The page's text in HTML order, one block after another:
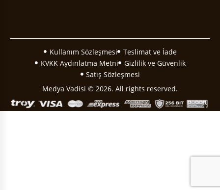
Kullanım Sözleşmesi
Teslimat ve İade
KVKK Aydınlatma Metni
Gizlilik ve Güvenlik
Satış Sözleşmesi
Medya Vadisi © 2026. All rights reserved.